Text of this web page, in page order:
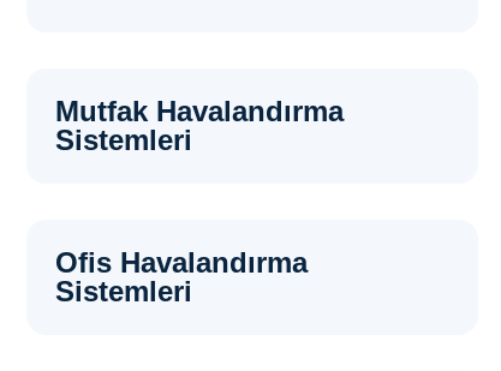
Mutfak Havalandırma
Sistemleri
Ofis Havalandırma
Sistemleri